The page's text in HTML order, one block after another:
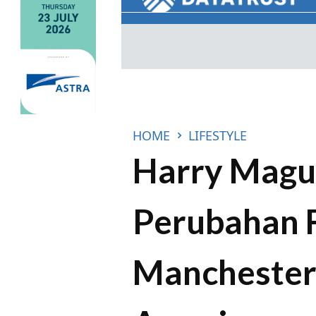
HOME LIFESTYLE
Harry
Perubahan